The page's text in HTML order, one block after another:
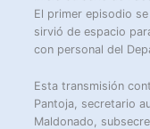
El primer episodio
sirvió de espacio
con personal del
Esta transmisión
Pantoja, secretario
Maldonado,